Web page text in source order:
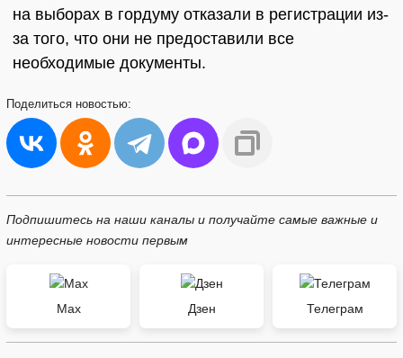
на выборах в гордуму отказали в регистрации из-
за того, что они не предоставили все
необходимые документы.
Поделиться новостью:
Подпишитесь на наши каналы и получайте самые важные и
интересные новости первым
Max Дзен Телеграм